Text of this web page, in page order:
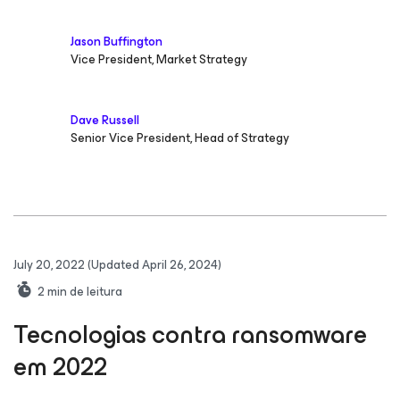
Jason Buffington
Vice President, Market Strategy
Dave Russell
Senior Vice President, Head of Strategy
July 20, 2022(Updated April 26, 2024)
2min de leitura
Tecnologias contra ransomware
em 2022